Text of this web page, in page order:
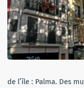
de l’île : Palma. Des